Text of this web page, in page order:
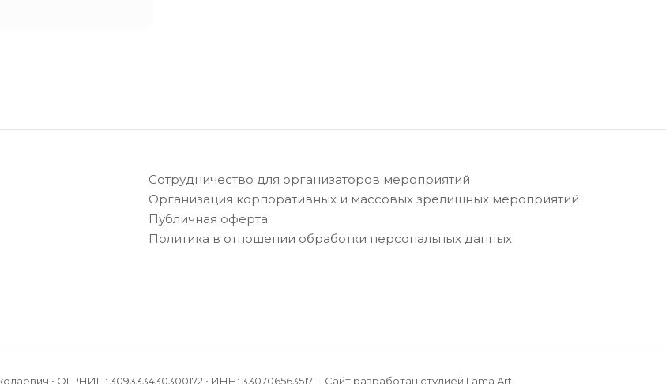
Сотрудничество для организаторов мероприятий
Организация корпоративных и массовых зрелищных мероприятий
Публичная оферта
Политика в отношении обработки персональных данных
• ОГРНИП: 309333430300172 • ИНН: 330706563517 Сайт разработан студией Lama Art